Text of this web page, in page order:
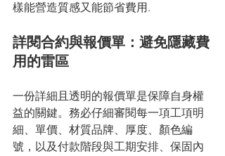
樣能營造質感又能節省費用.
詳閱合約與報價單：避免隱藏費
用的雷區
一份詳細且透明的報價單是保障自身權
益的關鍵。務必仔細審閱每一項工項明
細、單價、材質品牌、厚度、顏色編
號，以及付款階段與工期安排、保固內